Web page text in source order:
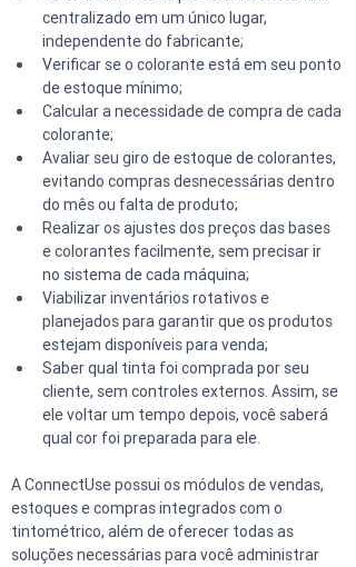
centralizado em um único lugar,
independente do fabricante;
Verificar se o colorante está em seu ponto
de estoque mínimo;
Calcular a necessidade de compra de cada
colorante;
Avaliar seu giro de estoque de colorantes,
evitando compras desnecessárias dentro
do mês ou falta de produto;
Realizar os ajustes dos preços das bases
e colorantes facilmente, sem precisar ir
no sistema de cada máquina;
Viabilizar inventários rotativos e
planejados para garantir que os produtos
estejam disponíveis para venda;
Saber qual tinta foi comprada por seu
cliente, sem controles externos. Assim, se
ele voltar um tempo depois, você saberá
qual cor foi preparada para ele.
A ConnectUse possui os módulos de vendas,
estoques e compras integrados com o
tintométrico, além de oferecer todas as
soluções necessárias para você administrar